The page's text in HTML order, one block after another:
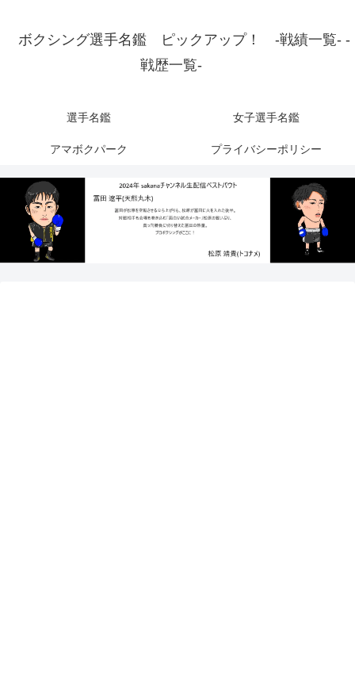
ボクシング選手名鑑 ピックアップ！ -戦績一覧- -
戦歴一覧-
選手名鑑 女子選手名鑑
アマボクパーク プライバシーポリシー